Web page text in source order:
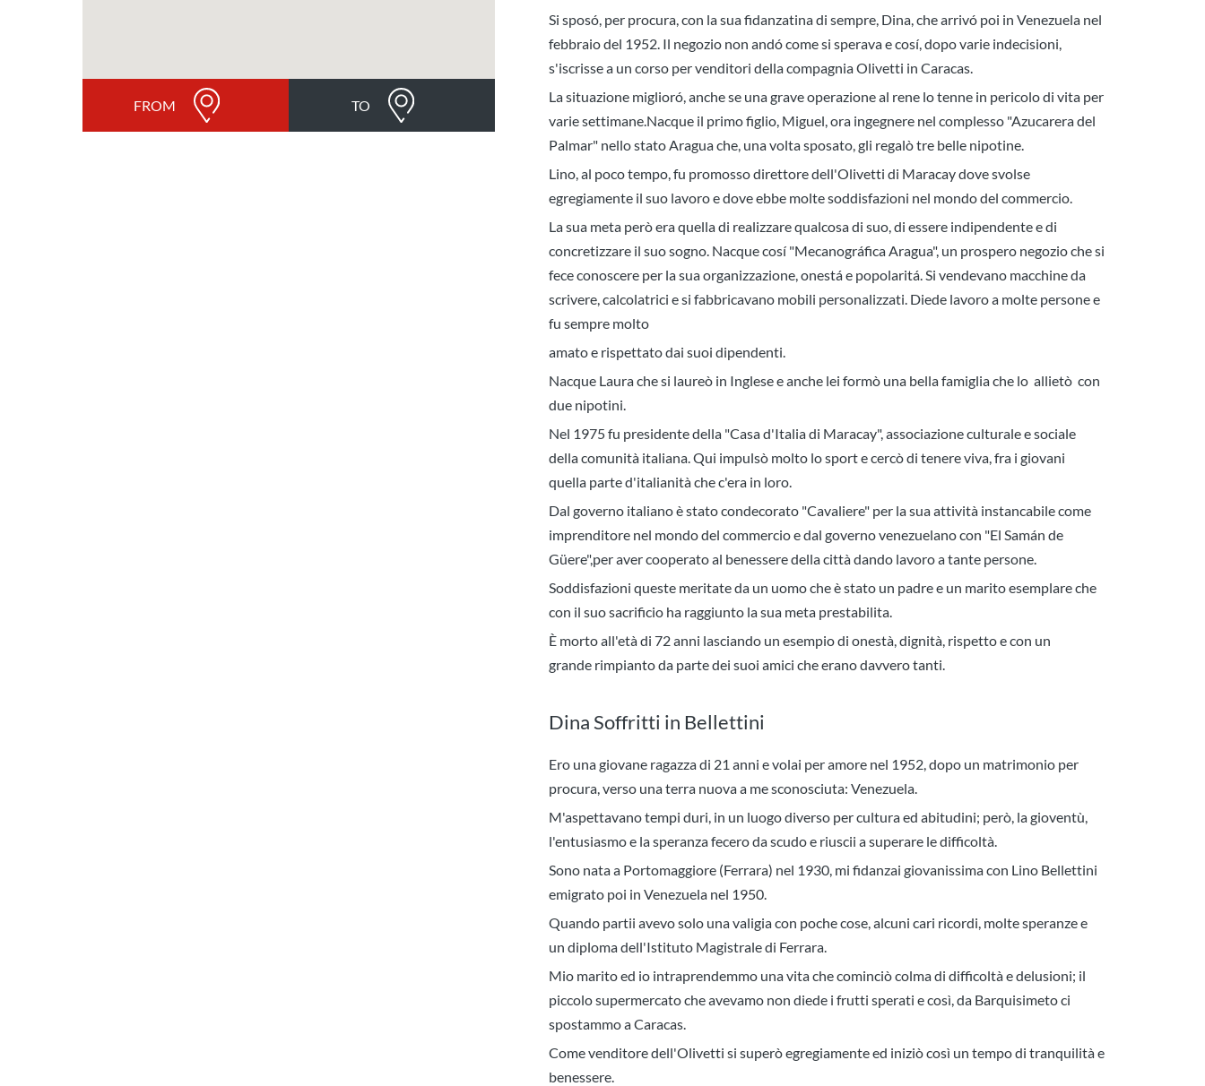
FROM TO
Si sposó, per procura, con la sua fidanzatina di sempre, Dina, che arrivó poi in Venezuela nel
febbraio del 1952. Il negozio non andó come si sperava e cosí, dopo varie indecisioni,
s'iscrisse a un corso per venditori della compagnia Olivetti in Caracas.
La situazione miglioró, anche se una grave operazione al rene lo tenne in pericolo di vita per
varie settimane.Nacque il primo figlio, Miguel, ora ingegnere nel complesso "Azucarera del
Palmar" nello stato Aragua che, una volta sposato, gli regalò tre belle nipotine.
Lino, al poco tempo, fu promosso direttore dell'Olivetti di Maracay dove svolse
egregiamente il suo lavoro e dove ebbe molte soddisfazioni nel mondo del commercio.
La sua meta però era quella di realizzare qualcosa di suo, di essere indipendente e di
concretizzare il suo sogno. Nacque cosí "Mecanográfica Aragua", un prospero negozio che si
fece conoscere per la sua organizzazione, onestá e popolaritá. Si vendevano macchine da
scrivere, calcolatrici e si fabbricavano mobili personalizzati. Diede lavoro a molte persone e
fu sempre molto
amato e rispettato dai suoi dipendenti.
Nacque Laura che si laureò in Inglese e anche lei formò una bella famiglia che lo allietò con
due nipotini.
Nel 1975 fu presidente della "Casa d'Italia di Maracay", associazione culturale e sociale
della comunità italiana. Qui impulsò molto lo sport e cercò di tenere viva, fra i giovani
quella parte d'italianità che c'era in loro.
Dal governo italiano è stato condecorato "Cavaliere" per la sua attività instancabile come
imprenditore nel mondo del commercio e dal governo venezuelano con "El Samán de
Güere",per aver cooperato al benessere della città dando lavoro a tante persone.
Soddisfazioni queste meritate da un uomo che è stato un padre e un marito esemplare che
con il suo sacrificio ha raggiunto la sua meta prestabilita.
È morto all'età di 72 anni lasciando un esempio di onestà, dignità, rispetto e con un
grande rimpianto da parte dei suoi amici che erano davvero tanti.
Dina Soffritti in Bellettini
Ero una giovane ragazza di 21 anni e volai per amore nel 1952, dopo un matrimonio per
procura, verso una terra nuova a me sconosciuta: Venezuela.
M'aspettavano tempi duri, in un luogo diverso per cultura ed abitudini; però, la gioventù,
l'entusiasmo e la speranza fecero da scudo e riuscii a superare le difficoltà.
Sono nata a Portomaggiore (Ferrara) nel 1930, mi fidanzai giovanissima con Lino Bellettini
emigrato poi in Venezuela nel 1950.
Quando partii avevo solo una valigia con poche cose, alcuni cari ricordi, molte speranze e
un diploma dell'Istituto Magistrale di Ferrara.
Mio marito ed io intraprendemmo una vita che cominciò colma di difficoltà e delusioni; il
piccolo supermercato che avevamo non diede i frutti sperati e così, da Barquisimeto ci
spostammo a Caracas.
Come venditore dell'Olivetti si superò egregiamente ed iniziò così un tempo di tranquilità e
benessere.